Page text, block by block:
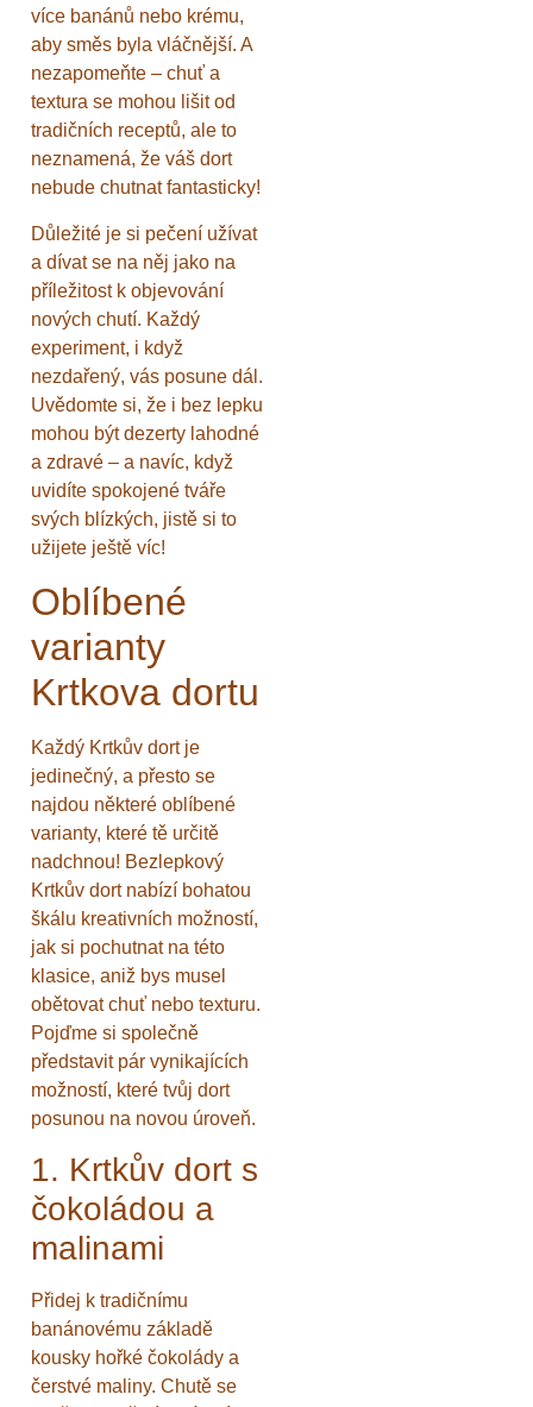
více banánů nebo krému,
aby směs byla vláčnější. A
nezapomeňte – chuť a
textura se mohou lišit od
tradičních receptů, ale to
neznamená, že váš dort
nebude chutnat fantasticky!
Důležité je si pečení užívat
a dívat se na něj jako na
příležitost k objevování
nových chutí. Každý
experiment, i když
nezdařený, vás posune dál.
Uvědomte si, že i bez lepku
mohou být dezerty lahodné
a zdravé – a navíc, když
uvidíte spokojené tváře
svých blízkých, jistě si to
užijete ještě víc!
Oblíbené
varianty
Krtkova dortu
Každý Krtkův dort je
jedinečný, a přesto se
najdou některé oblíbené
varianty, které tě určitě
nadchnou! Bezlepkový
Krtkův dort nabízí bohatou
škálu kreativních možností,
jak si pochutnat na této
klasice, aniž bys musel
obětovat chuť nebo texturu.
Pojďme si společně
představit pár vynikajících
možností, které tvůj dort
posunou na novou úroveň.
1. Krtkův dort s
čokoládou a
malinami
Přidej k tradičnímu
banánovému základě
kousky hořké čokolády a
čerstvé maliny. Chutě se